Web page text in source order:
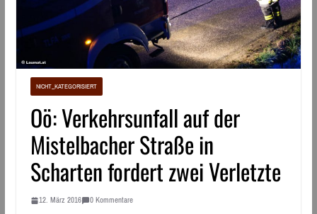
NICHT_KATEGORISIERT
Oö: Verkehrsunfall auf der
Mistelbacher Straße in
Scharten fordert zwei Verletzte
12. März 2016 0 Kommentare